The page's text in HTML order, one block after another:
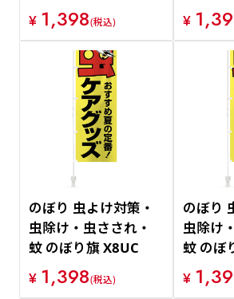
¥ 1,398(税込)
¥
のぼり 虫よけ対策・
虫除け・虫さされ・
蚊 のぼり旗 X8UC
¥ 1,398(税込)
のぼり
虫除け
蚊 のぼ
¥